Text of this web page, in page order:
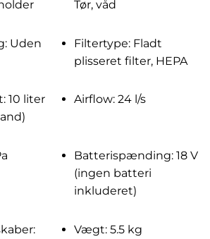
Tør, våd
Uden
Filtertype: Fladt
plisseret filter, HEPA
10 liter
Airflow: 24 l/s
Batterispænding: 18 V
(ingen batteri
inkluderet)
Vægt: 5.5 kg